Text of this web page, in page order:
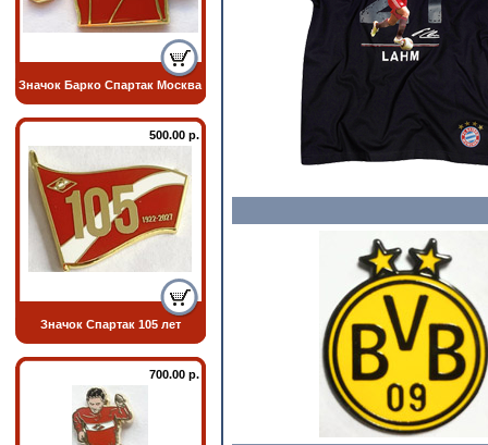
Значок Барко Спартак Москва
500.00 р.
Значок Спартак 105 лет
700.00 р.